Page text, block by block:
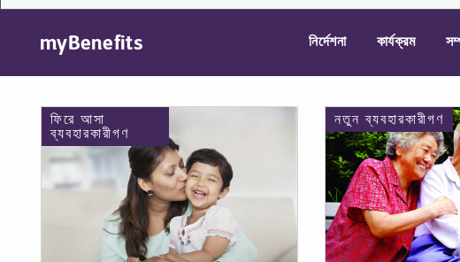
myBenefits নির্দেশনা কার্যক্রম
ফিরে আসা
ব্যবহারকারীগণ
নতুন ব্যবহারকারীগণ